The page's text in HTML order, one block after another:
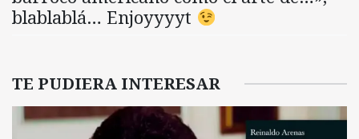
blablablá… Enjoyyyyt
TE PUDIERA INTERESAR